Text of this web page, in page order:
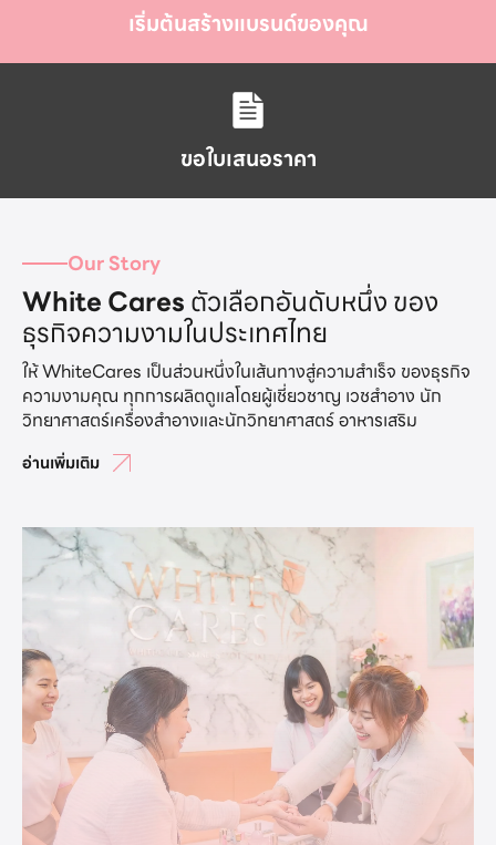
เริ่มต้นสร้างแบรนด์ของคุณ
ขอใบเสนอราคา
Our Story
White Caresตัวเลือกอันดับหนึ่ง ของ
ธุรกิจความงามในประเทศไทย
ให้ WhiteCares เป็นส่วนหนึ่งในเส้นทางสู่ความสำเร็จ ของธุรกิจ
ความงามคุณ ทุกการผลิตดูแลโดยผู้เชี่ยวชาญ เวชสำอาง นัก
วิทยาศาสตร์เครื่องสำอางและนักวิทยาศาสตร์ อาหารเสริม
อ่านเพิ่มเติม